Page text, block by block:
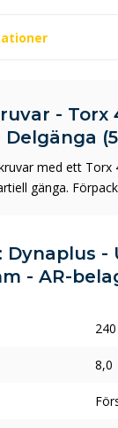
-
med ett
gänga.
Dynaplus
- AR-
240
8,0